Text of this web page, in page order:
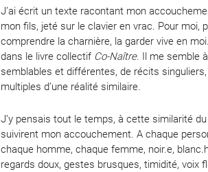
J’ai écrit un texte racontant mon
mon fils, jeté sur le clavier en vrac. Pour moi,
comprendre la charnière, la garder vive en
dans le livre collectif Co-Naître. Il me semble
semblables et différentes, de récits
multiples d’une réalité similaire.
J’y pensais tout le temps, à cette similarité
suivirent mon accouchement. A chaque
chaque homme, chaque femme, noir.e,
regards doux, gestes brusques, timidité, voix